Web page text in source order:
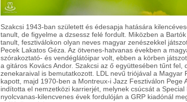
Szakcsi 1943-ban született és édesapja hatására
tanult, de figyelme a dzsessz felé fordult. Miközben a
tanult, fesztiválokon olyan neves magyar zenészekkel
Pecek Lakatos Géza. Az ötvenes-hatvanas években a
szórakoztató- és vendéglátóipar volt, ebben a körben
a gitáros Kovács Andor. Szakcsi az ő együttesében tűnt
zenekaraival is bemutatkozott. LDL nevű triójával a
kapott, majd 1970-ben a Montreux-i Jazz Fesztiválon Pege
indította el nemzetközi karrierjét, melynek csúcsát a
nyolcvanas-kilencvenes évek fordulóján a GRP kiadónál